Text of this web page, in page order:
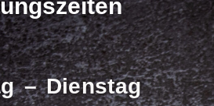
– Dienstag